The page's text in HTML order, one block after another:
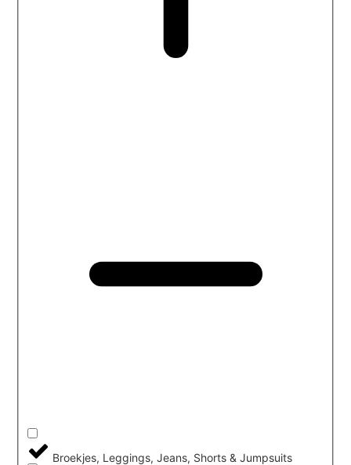
Broekjes, Leggings, Jeans, Shorts & Jumpsuits